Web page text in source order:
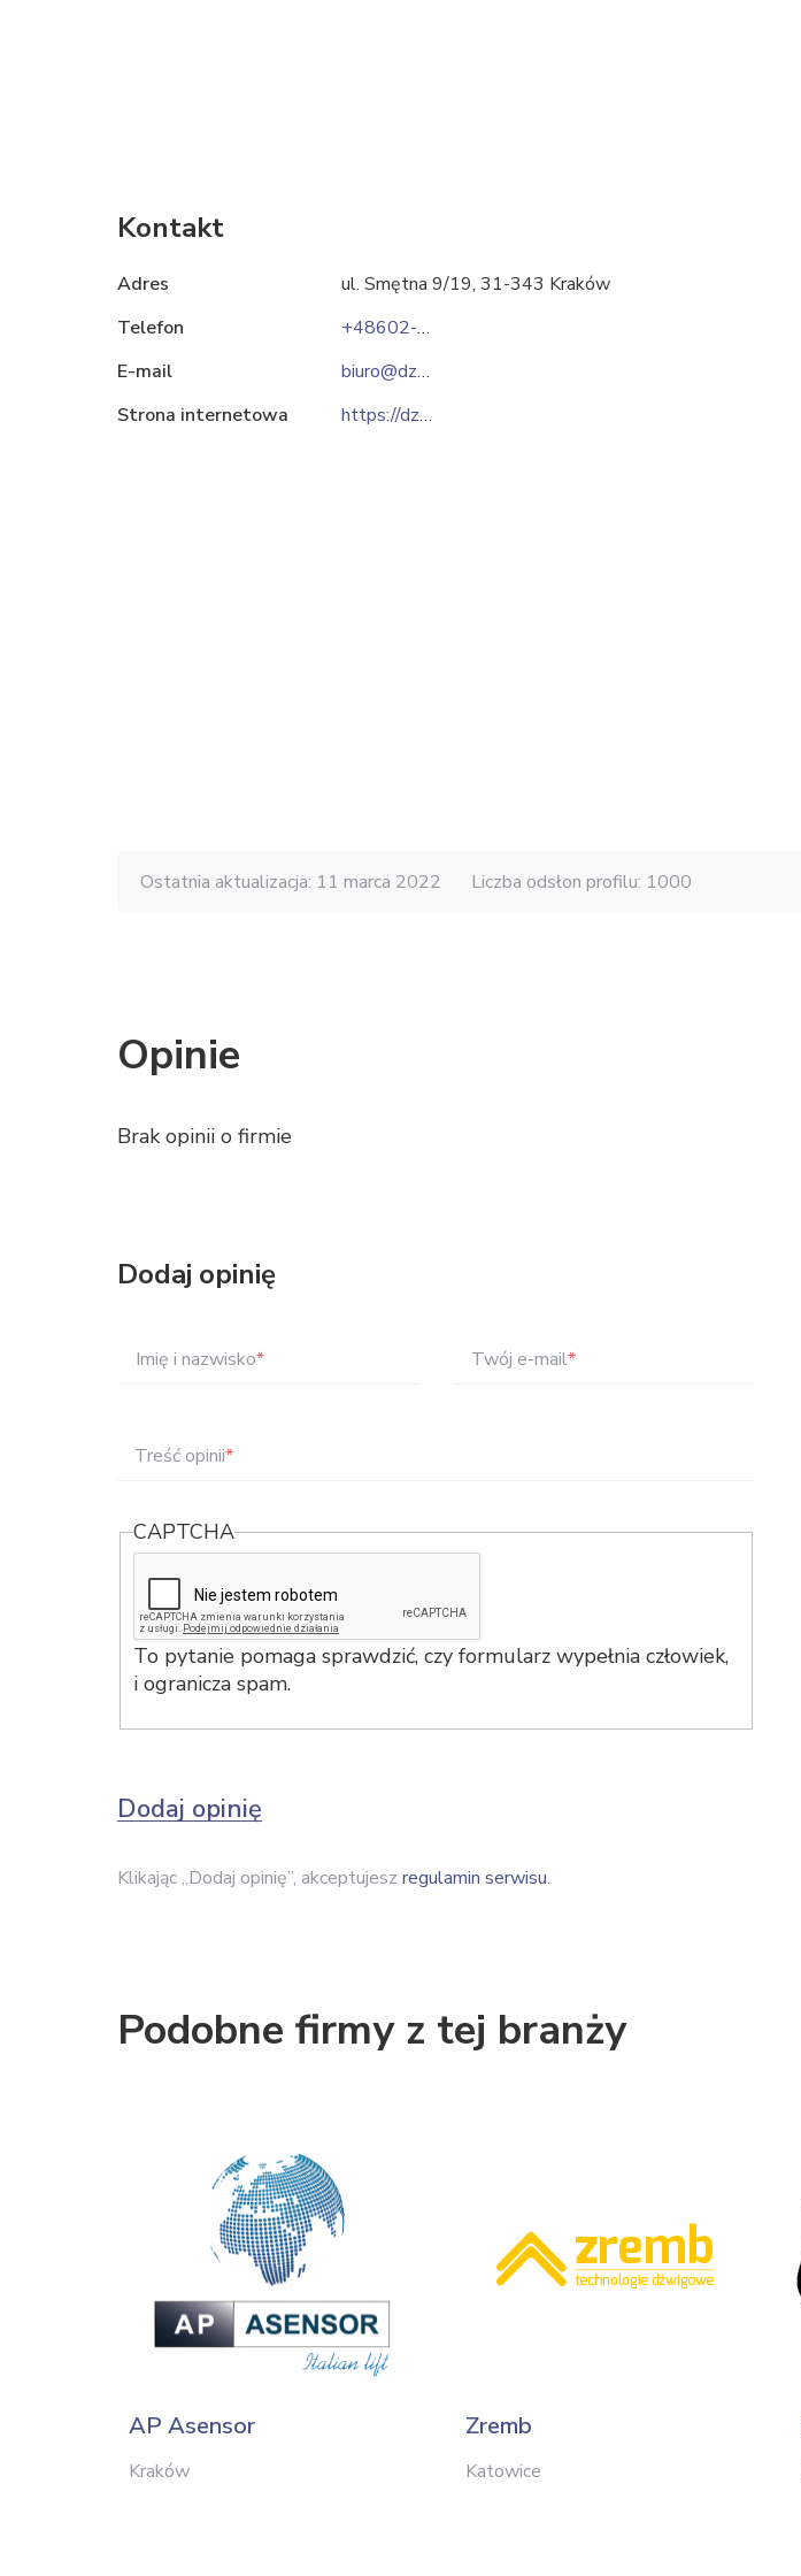
Kontakt
Adres
ul. Smętna 9/19, 31-343 Kraków
Telefon
+48602-292-252
E-mail
biuro@dzwignice.pl
Strona internetowa
https://dzwignice.pl
Ostatnia aktualizacja: 11 marca 2022 Liczba odsłon profilu: 1000
Opinie
Brak opinii o firmie
Dodaj opinię
Imię i nazwisko* Twój e-mail*
Treść opinii*
CAPTCHA
To pytanie pomaga sprawdzić, czy formularz wypełnia człowiek,
i ogranicza spam.
Dodaj opinię
Klikając „Dodaj opinię”, akceptujesz regulamin serwisu.
Podobne firmy z tej branży
AP Asensor
Kraków
Zremb
Katowice